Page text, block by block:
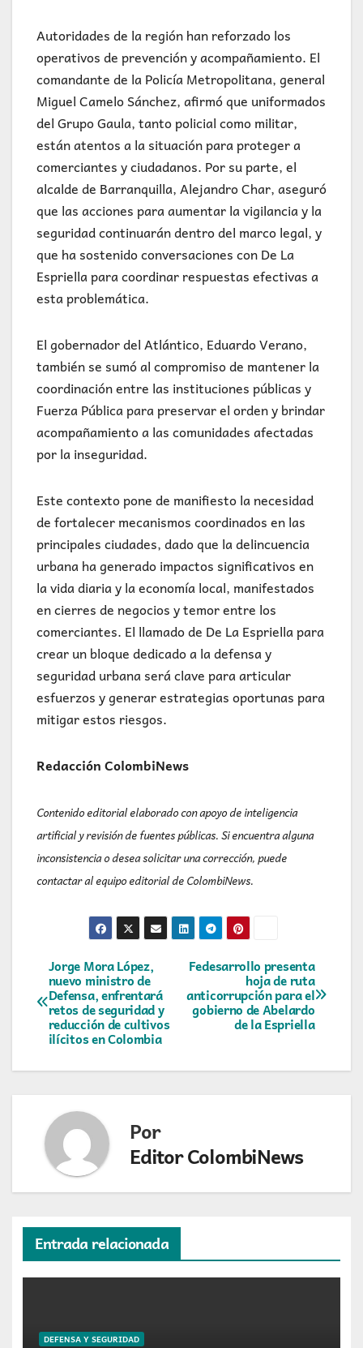
Autoridades de la región han reforzado los
operativos de prevención y acompañamiento. El
comandante de la Policía Metropolitana, general
Miguel Camelo Sánchez, afirmó que uniformados
del Grupo Gaula, tanto policial como militar,
están atentos a la situación para proteger a
comerciantes y ciudadanos. Por su parte, el
alcalde de Barranquilla, Alejandro Char, aseguró
que las acciones para aumentar la vigilancia y la
seguridad continuarán dentro del marco legal, y
que ha sostenido conversaciones con De La
Espriella para coordinar respuestas efectivas a
esta problemática.
El gobernador del Atlántico, Eduardo Verano,
también se sumó al compromiso de mantener la
coordinación entre las instituciones públicas y
Fuerza Pública para preservar el orden y brindar
acompañamiento a las comunidades afectadas
por la inseguridad.
Este contexto pone de manifiesto la necesidad
de fortalecer mecanismos coordinados en las
principales ciudades, dado que la delincuencia
urbana ha generado impactos significativos en
la vida diaria y la economía local, manifestados
en cierres de negocios y temor entre los
comerciantes. El llamado de De La Espriella para
crear un bloque dedicado a la defensa y
seguridad urbana será clave para articular
esfuerzos y generar estrategias oportunas para
mitigar estos riesgos.
Redacción ColombiNews
Contenido editorial elaborado con apoyo de inteligencia
artificial y revisión de fuentes públicas. Si encuentra alguna
inconsistencia o desea solicitar una corrección, puede
contactar al equipo editorial de ColombiNews.
Navegación
de
entradas
Fedesarrollo presenta
hoja de ruta
anticorrupción para el
gobierno de Abelardo
de la Espriella
Jorge Mora López,
nuevo ministro de
Defensa, enfrentará
retos de seguridad y
reducción de cultivos
ilícitos en Colombia
Por
Editor ColombiNews
Entrada relacionada
DEFENSA Y SEGURIDAD